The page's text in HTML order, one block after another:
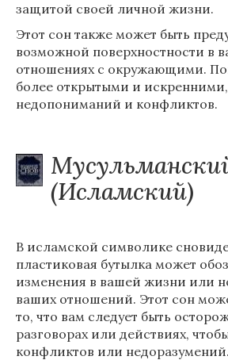
защитой своей личной жизни.
Этот сон также может быть
возможной поверхностности в
отношениях с окружающими.
более открытыми и
недопониманий и конфликтов.
(Исламский)
В исламской символике
пластиковая бутылка может
изменения в вашей жизни или
ваших отношений. Этот сон
то, что вам следует быть
разговорах или действиях,
конфликтов или